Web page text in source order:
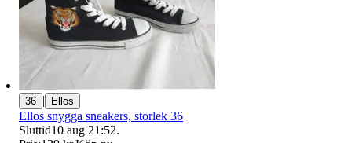
36 | Ellos
Ellos snygga sneakers, storlek 36
Sluttid10 aug 21:52.